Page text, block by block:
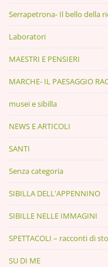
Serrapetrona- Il bello della
Laboratori
MAESTRI E PENSIERI
MARCHE- IL PAESAGGIO
musei e sibilla
NEWS E ARTICOLI
SANTI
Senza categoria
SIBILLA DELL'APPENNINO
SIBILLE NELLE IMMAGINI
SPETTACOLI – racconti di
SU DI ME